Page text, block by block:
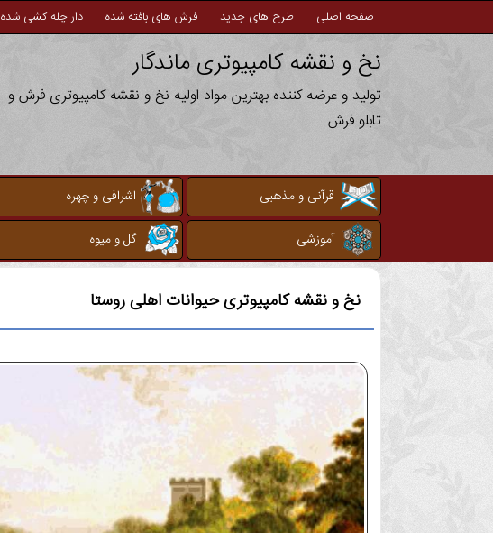
صفحه اصلی طرح های جدید فرش های بافته شده دار چله کشی شده
نخ و نقشه کامپیوتری ماندگار
تولید و عرضه کننده بهترین مواد اولیه نخ و نقشه کامپیوتری فرش و
تابلو فرش
قرآنی و مذهبی اشرافی و چهره
آموزشی
گل و میوه
نخ و نقشه کامپیوتریحیوانات اهلی روستا